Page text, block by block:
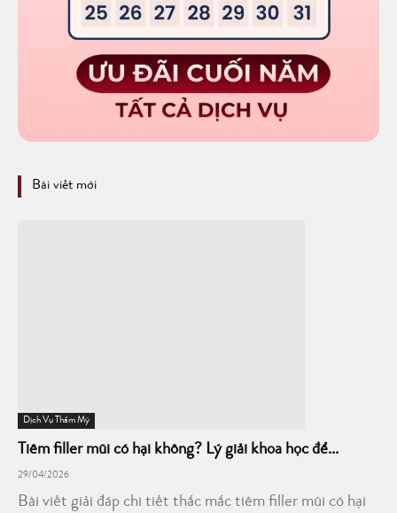
Bài viết mới
Dịch Vụ Thẩm Mỹ
Tiêm filler mũi có hại không? Lý giải khoa học để...
29/04/2026
Bài viết giải đáp chi tiết thắc mắc tiêm filler mũi có hại